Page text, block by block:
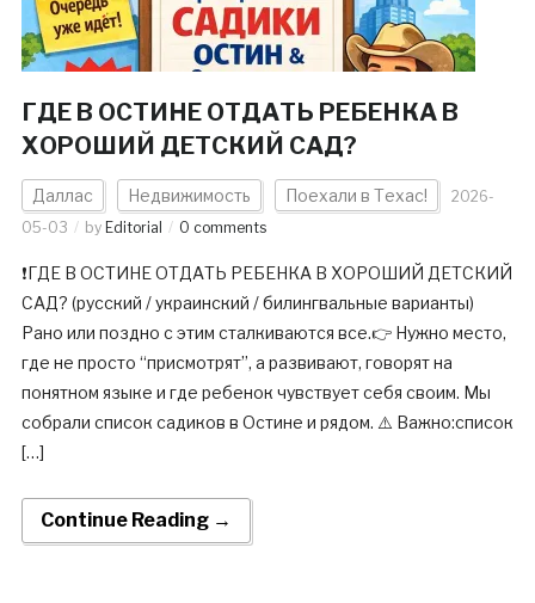
ГДЕ В ОСТИНЕ ОТДАТЬ РЕБЕНКА В
ХОРОШИЙ ДЕТСКИЙ САД?
Даллас Недвижимость Поехали в Техас!
2026-
05-03
by Editorial 0 comments
❗️ГДЕ В ОСТИНЕ ОТДАТЬ РЕБЕНКА В ХОРОШИЙ ДЕТСКИЙ
САД? (русский / украинский / билингвальные варианты)
Рано или поздно с этим сталкиваются все.👉 Нужно место,
где не просто “присмотрят”, а развивают, говорят на
понятном языке и где ребенок чувствует себя своим. Мы
собрали список садиков в Остине и рядом. ⚠️ Важно:список
[…]
Continue Reading →